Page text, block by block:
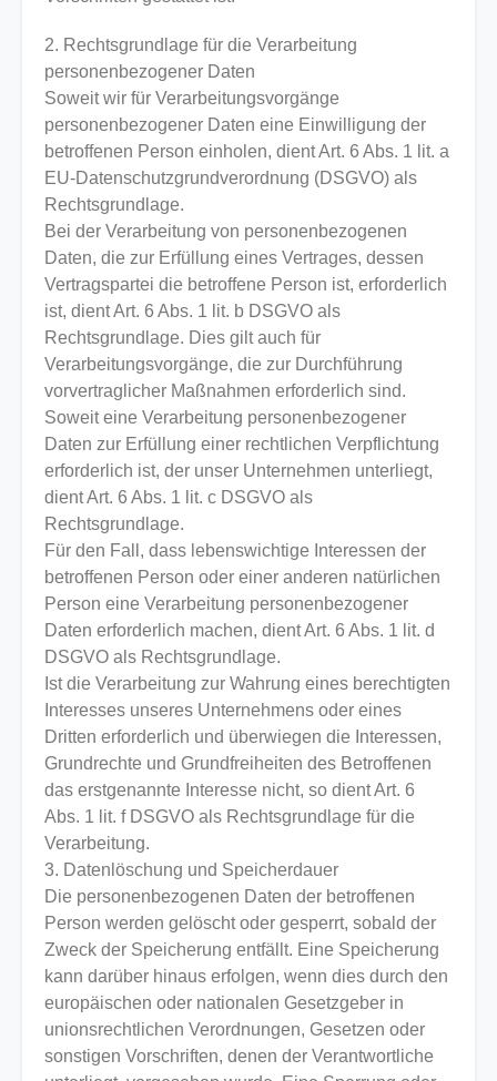
2. Rechtsgrundlage für die Verarbeitung
personenbezogener Daten
Soweit wir für Verarbeitungsvorgänge
personenbezogener Daten eine Einwilligung der
betroffenen Person einholen, dient Art. 6 Abs. 1 lit. a
EU-Datenschutzgrundverordnung (DSGVO) als
Rechtsgrundlage.
Bei der Verarbeitung von personenbezogenen
Daten, die zur Erfüllung eines Vertrages, dessen
Vertragspartei die betroffene Person ist, erforderlich
ist, dient Art. 6 Abs. 1 lit. b DSGVO als
Rechtsgrundlage. Dies gilt auch für
Verarbeitungsvorgänge, die zur Durchführung
vorvertraglicher Maßnahmen erforderlich sind.
Soweit eine Verarbeitung personenbezogener
Daten zur Erfüllung einer rechtlichen Verpflichtung
erforderlich ist, der unser Unternehmen unterliegt,
dient Art. 6 Abs. 1 lit. c DSGVO als
Rechtsgrundlage.
Für den Fall, dass lebenswichtige Interessen der
betroffenen Person oder einer anderen natürlichen
Person eine Verarbeitung personenbezogener
Daten erforderlich machen, dient Art. 6 Abs. 1 lit. d
DSGVO als Rechtsgrundlage.
Ist die Verarbeitung zur Wahrung eines berechtigten
Interesses unseres Unternehmens oder eines
Dritten erforderlich und überwiegen die Interessen,
Grundrechte und Grundfreiheiten des Betroffenen
das erstgenannte Interesse nicht, so dient Art. 6
Abs. 1 lit. f DSGVO als Rechtsgrundlage für die
Verarbeitung.
3. Datenlöschung und Speicherdauer
Die personenbezogenen Daten der betroffenen
Person werden gelöscht oder gesperrt, sobald der
Zweck der Speicherung entfällt. Eine Speicherung
kann darüber hinaus erfolgen, wenn dies durch den
europäischen oder nationalen Gesetzgeber in
unionsrechtlichen Verordnungen, Gesetzen oder
sonstigen Vorschriften, denen der Verantwortliche